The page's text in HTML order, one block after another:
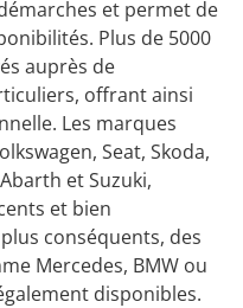
et permet de
Plus de 5000
auprès de
offrant ainsi
Les marques
Seat, Skoda,
et Suzuki,
et bien
conséquents, des
Mercedes, BMW ou
disponibles.